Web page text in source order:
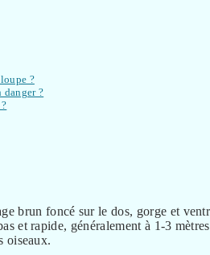
?
danger ?
brun foncé sur le dos, gorge et
et rapide, généralement à 1-3
oiseaux.